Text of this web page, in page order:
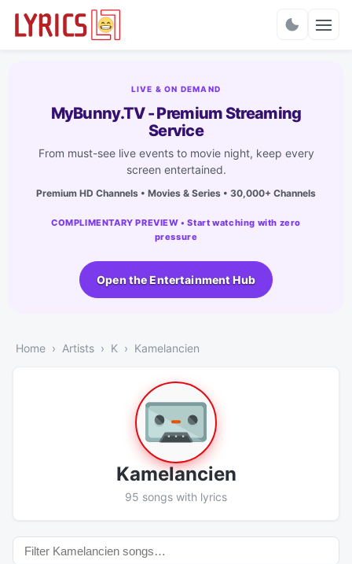
LIVE & ON DEMAND
MyBunny.TV - Premium Streaming
Service
From must-see live events to movie night, keep every
screen entertained.
Premium HD Channels • Movies & Series • 30,000+ Channels
COMPLIMENTARY PREVIEW • Start watching with zero
pressure
Open the Entertainment Hub
Home Artists K Kamelancien
Kamelancien
95 songs with lyrics